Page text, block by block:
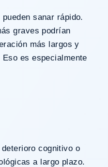
sanar rápido.
graves podrían
más largos y
es especialmente
a largo plazo.